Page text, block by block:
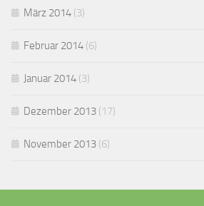
März 2014 (3)
Februar 2014 (6)
Januar 2014 (3)
Dezember 2013 (17)
November 2013 (6)